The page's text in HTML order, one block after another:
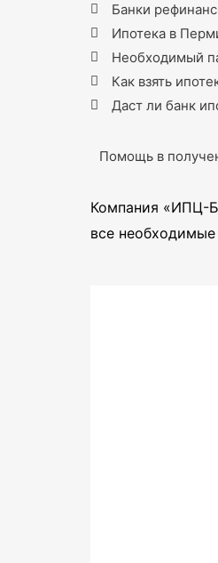
Банки
Ипотека в
Необходимый
Как взять
Даст ли банк
Помощь в
Компания «ИПЦ-
все необходимые